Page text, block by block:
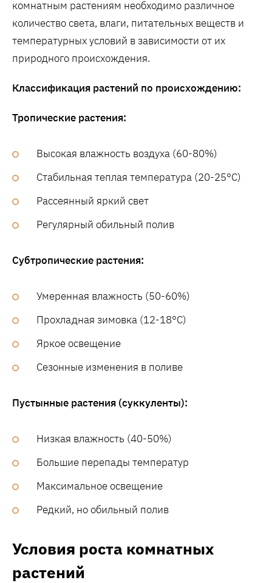
комнатным растениям необходимо различное
количество света, влаги, питательных веществ и
температурных условий в зависимости от их
природного происхождения.
Классификация растений по происхождению:
Тропические растения:
Высокая влажность воздуха (60-80%)
Стабильная теплая температура (20-25°C)
Рассеянный яркий свет
Регулярный обильный полив
Субтропические растения:
Умеренная влажность (50-60%)
Прохладная зимовка (12-18°C)
Яркое освещение
Сезонные изменения в поливе
Пустынные растения (суккуленты):
Низкая влажность (40-50%)
Большие перепады температур
Максимальное освещение
Редкий, но обильный полив
Условия роста комнатных
растений